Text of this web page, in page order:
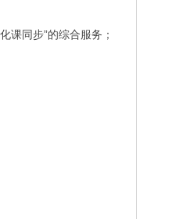
课同步”的综合服务；